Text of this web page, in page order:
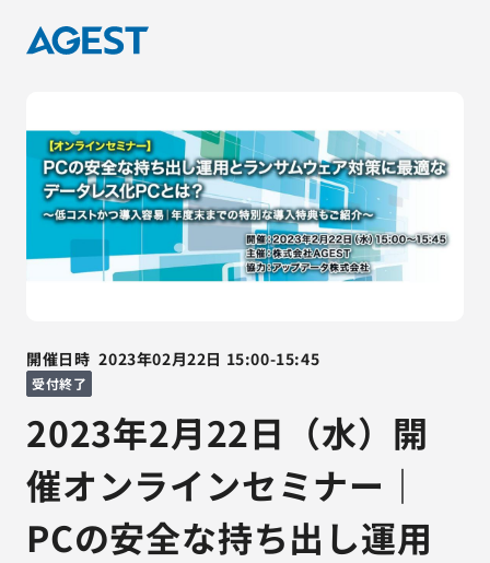
開催日時 2023年02月22日 15:00-15:45
受付終了
2023年2月22日（水）開
催オンラインセミナー｜
PCの安全な持ち出し運用